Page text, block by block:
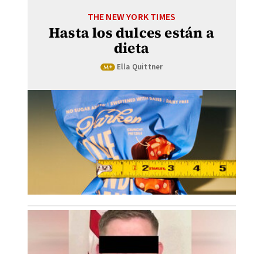
Hasta los dulces están a
dieta
THE NEW YORK TIMES
Ella Quittner